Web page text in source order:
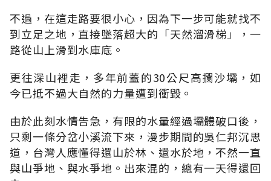
不過，在這走路要很小心，因為下一步可能就找不
到立足之地，直接墜落超大的「天然溜滑梯」，一
路從山上滑到水庫底。
更往深山裡走，多年前蓋的30公尺高攔沙壩，如
今已抵不過大自然的力量遭到衝毀。
由於此刻水情告急，有限的水量經過壩體破口後，
只剩一條分岔小溪流下來，漫步期間的吳仁邦沉思
道，台灣人應懂得還山於林、還水於地，不然一直
與山爭地、與水爭地。出來混的，總有一天得還回